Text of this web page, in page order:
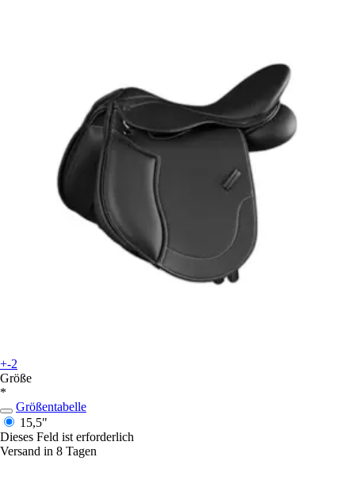
+-2
Größe
*
Größentabelle
15,5"
Dieses Feld ist erforderlich
Versand in 8 Tagen